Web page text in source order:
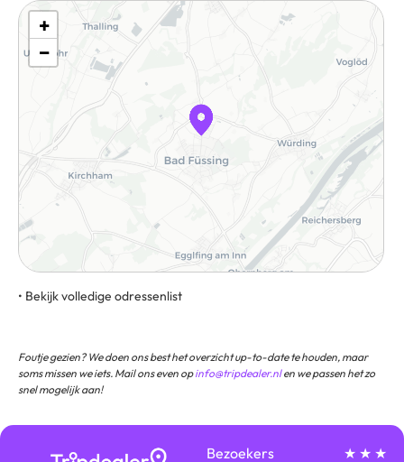
+
−
• Bekijk volledige odressenlist
Foutje gezien? We doen ons best het overzicht up-to-date te houden, maar
soms missen we iets. Mail ons even opinfo@tripdealer.nlen we passen het zo
snel mogelijk aan!
Bezoekers
★ ★ ★